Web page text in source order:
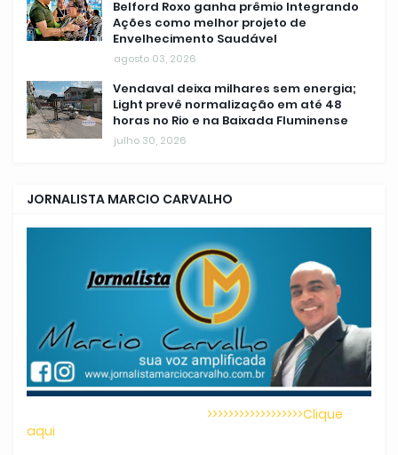
Belford Roxo ganha prêmio Integrando
Ações como melhor projeto de
Envelhecimento Saudável
agosto 03, 2026
Vendaval deixa milhares sem energia;
Light prevê normalização em até 48
horas no Rio e na Baixada Fluminense
julho 30, 2026
JORNALISTA MARCIO CARVALHO
>>>>>>>>>>>>>>>>>>Clique
aqui